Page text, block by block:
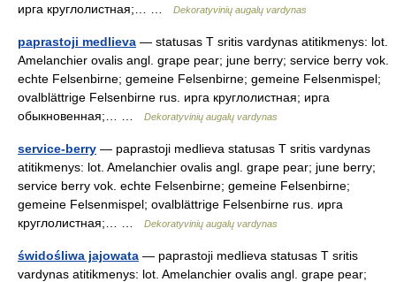
ирга круглолистная;… …
Dekoratyvinių augalų vardynas
paprastoji medlieva — statusas T sritis vardynas atitikmenys: lot.
Amelanchier ovalis angl. grape pear; june berry; service berry vok.
echte Felsenbirne; gemeine Felsenbirne; gemeine Felsenmispel;
ovalblättrige Felsenbirne rus. ирга круглолистная; ирга
обыкновенная;… …
Dekoratyvinių augalų vardynas
service-berry — paprastoji medlieva statusas T sritis vardynas
atitikmenys: lot. Amelanchier ovalis angl. grape pear; june berry;
service berry vok. echte Felsenbirne; gemeine Felsenbirne;
gemeine Felsenmispel; ovalblättrige Felsenbirne rus. ирга
круглолистная;… …
Dekoratyvinių augalų vardynas
świdośliwa jajowata — paprastoji medlieva statusas T sritis
vardynas atitikmenys: lot. Amelanchier ovalis angl. grape pear;